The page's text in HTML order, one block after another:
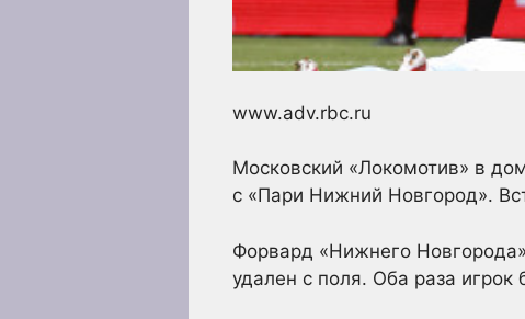
www.adv.rbc.ru
Московский «Локомотив» в
с «Пари Нижний Новгород».
Форвард «Нижнего
удален с поля. Оба раза игрок